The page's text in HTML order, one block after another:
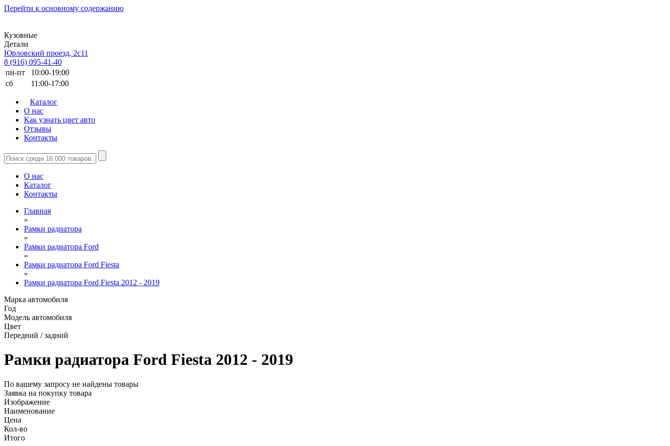
Перейти к основному содержанию
Кузовные
Детали
Юрловский проезд, 2с11
8 (916) 095-41-40
пн-пт
10:00-19:00
сб
11:00-17:00
Каталог
О нас
Как узнать цвет авто
Отзывы
Контакты
О нас
Каталог
Контакты
Главная
»
Рамки радиатора
»
Рамки радиатора Ford
»
Рамки радиатора Ford Fiesta
»
Рамки радиатора Ford Fiesta 2012 - 2019
Марка автомобиля
Год
Модель автомобиля
Цвет
Передний / задний
Рамки радиатора Ford Fiesta 2012 - 2019
По вашему запросу не найдены товары
Заявка на покупку товара
Изображение
Наименование
Цена
Кол-во
Итого